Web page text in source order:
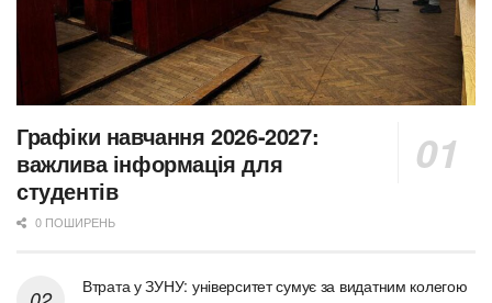
Графіки навчання 2026-2027:
важлива інформація для
студентів
0 ПОШИРЕНЬ
Втрата у ЗУНУ: університет сумує за видатним колегою